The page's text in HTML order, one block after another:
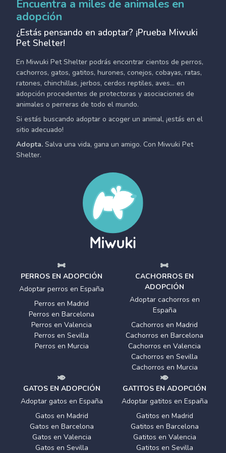
Encuentra a miles de animales en
adopción
¿Estás pensando en adoptar? ¡Prueba Miwuki
Pet Shelter!
En Miwuki Pet Shelter podrás encontrar cientos de perros,
cachorros, gatos, gatitos, hurones, conejos, cobayas, ratas,
ratones, chinchillas, jerbos, cerdos reptiles, aves... en
adopción procedentes de protectoras y asociaciones de
animales o perreras de todo el mundo.
Si estás buscando adoptar o acoger un animal, ¡estás en el
sitio adecuado!
Adopta. Salva una vida, gana un amigo. Con Miwuki Pet
Shelter.
PERROS EN ADOPCIÓN
Adoptar perros en España
Perros en Madrid
Perros en Barcelona
Perros en Valencia
Perros en Sevilla
Perros en Murcia
CACHORROS EN
ADOPCIÓN
Adoptar cachorros en
España
Cachorros en Madrid
Cachorros en Barcelona
Cachorros en Valencia
Cachorros en Sevilla
Cachorros en Murcia
GATOS EN ADOPCIÓN
Adoptar gatos en España
Gatos en Madrid
Gatos en Barcelona
Gatos en Valencia
Gatos en Sevilla
GATITOS EN ADOPCIÓN
Adoptar gatitos en España
Gatitos en Madrid
Gatitos en Barcelona
Gatitos en Valencia
Gatitos en Sevilla